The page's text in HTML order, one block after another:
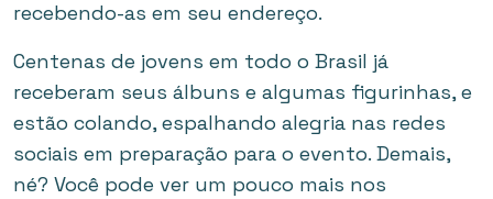
recebendo-as em seu endereço.
Centenas de jovens em todo o Brasil já
receberam seus álbuns e algumas figurinhas, e
estão colando, espalhando alegria nas redes
sociais em preparação para o evento. Demais,
né? Você pode ver um pouco mais nos